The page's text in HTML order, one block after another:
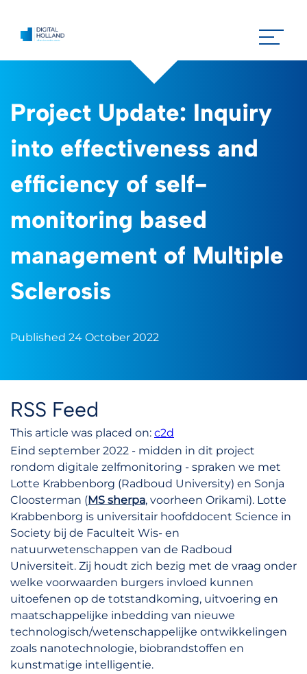
Project Update: Inquiry
into effectiveness and
efficiency of self-
monitoring based
management of Multiple
Sclerosis
Published 24 October 2022
RSS Feed
This article was placed on: c2d
Eind september 2022 - midden in dit project
rondom digitale zelfmonitoring - spraken we met
Lotte Krabbenborg (Radboud University) en Sonja
Cloosterman (MS sherpa, voorheen Orikami). Lotte
Krabbenborg is universitair hoofddocent Science in
Society bij de Faculteit Wis- en
natuurwetenschappen van de Radboud
Universiteit. Zij houdt zich bezig met de vraag onder
welke voorwaarden burgers invloed kunnen
uitoefenen op de totstandkoming, uitvoering en
maatschappelijke inbedding van nieuwe
technologisch/wetenschappelijke ontwikkelingen
zoals nanotechnologie, biobrandstoffen en
kunstmatige intelligentie.